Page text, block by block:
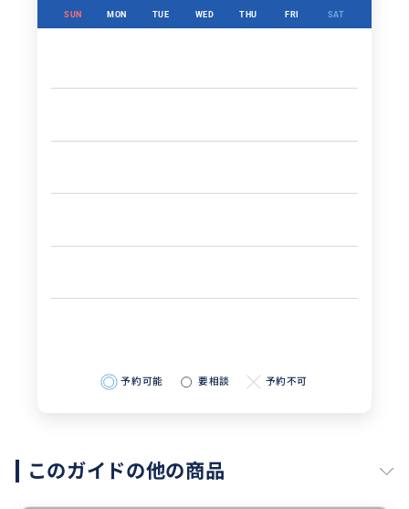
SUN MON TUE WED THU FRI SAT
予約可能 要相談 予約不可
このガイドの他の商品